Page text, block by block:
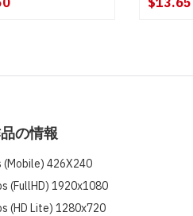
の情報
(Mobile) 426X240
(FullHD) 1920x1080
(HD Lite) 1280x720